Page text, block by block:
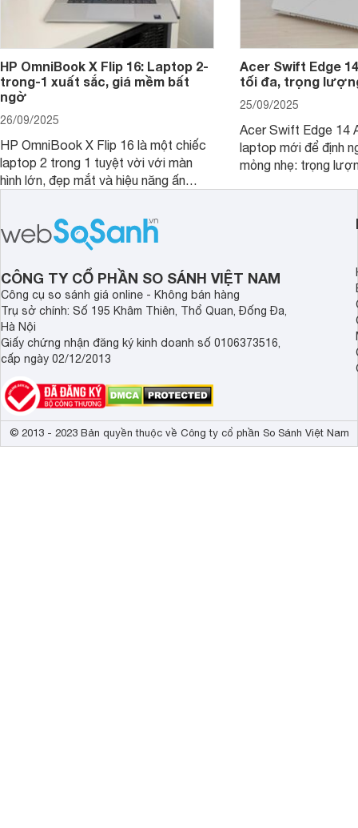
HP OmniBook X Flip 16: Laptop 2-
trong-1 xuất sắc, giá mềm bất
ngờ
26/09/2025
HP OmniBook X Flip 16 là một chiếc
laptop 2 trong 1 tuyệt vời với màn
hình lớn, đẹp mắt và hiệu năng ấn
mức giá vô cùng hấp dẫn, biến nó trở
thành một lựa chọn “đáng đồng tiền
bát gạo” trên thị trường.
Acer Swift Edge
tối đa, trọng
25/09/2025
Acer Swift Edge 14
laptop mới để định
mỏng nhẹ: trọng
năng AI hàng đầu,
CÔNG TY CỔ PHẦN SO SÁNH VIỆT NAM
Công cụ so sánh giá online - Không bán hàng
Trụ sở chính: Số 195 Khâm Thiên, Thổ Quan, Đống Đa,
Hà Nội
Giấy chứng nhận đăng ký kinh doanh số 0106373516,
cấp ngày 02/12/2013
© 2013 - 2023 Bản quyền thuộc về Công ty cổ phần So Sánh Việt Nam